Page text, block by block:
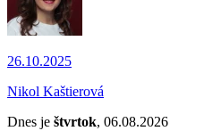
26.10.2025
Nikol Kaštierová
Dnes je štvrtok, 06.08.2026